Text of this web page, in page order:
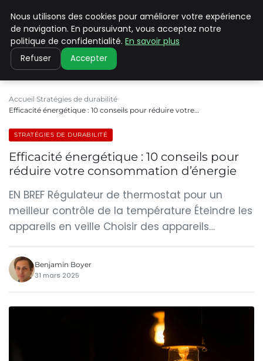
CLIMATE C ADVANCED
Accueil Stratégies de durabilité
Efficacité énergétique : 10 conseils pour réduire votre…
STRATÉGIES DE DURABILITÉ
Efficacité énergétique : 10 conseils pour
réduire votre consommation d’énergie
EN BREF Régulateur de thermostat pour un
meilleur contrôle de la température Éteindre les
appareils en veille Choisir des appareils…
Benjamin Boyer
31 mars 2025
Nous utilisons des cookies pour améliorer votre expérience
de navigation. En poursuivant, vous acceptez notre
politique de confidentialité. En savoir plus
Refuser Accepter